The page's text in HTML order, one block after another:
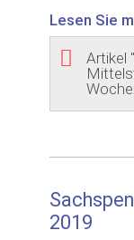
Lesen Sie
Artikel
2019